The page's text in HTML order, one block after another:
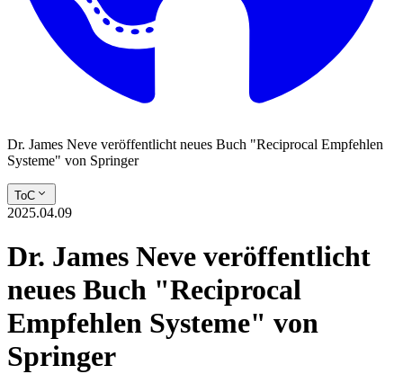
Dr. James Neve veröffentlicht neues Buch "Reciprocal Empfehlen
Systeme" von Springer
ToC
2025.04.09
Dr. James Neve veröffentlicht
neues Buch "Reciprocal
Empfehlen Systeme" von
Springer